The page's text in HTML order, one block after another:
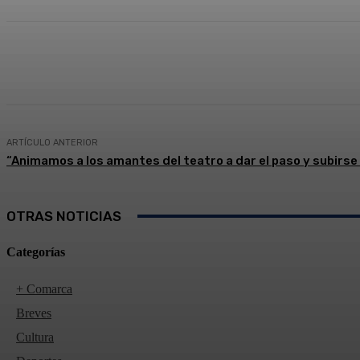
ARTÍCULO ANTERIOR
“Animamos a los amantes del teatro a dar el paso y subirse
OTRAS NOTICIAS
Categorías
+ Comarca
Breves
Cultura